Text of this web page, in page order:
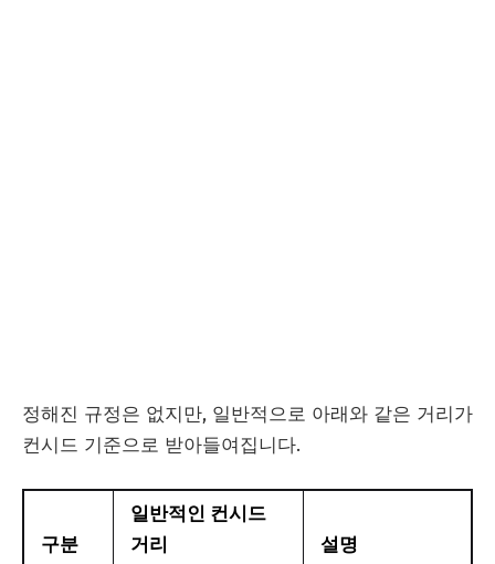
정해진 규정은 없지만, 일반적으로 아래와 같은 거리가
컨시드 기준으로 받아들여집니다.
구분
일반적인 컨시드
거리
설명